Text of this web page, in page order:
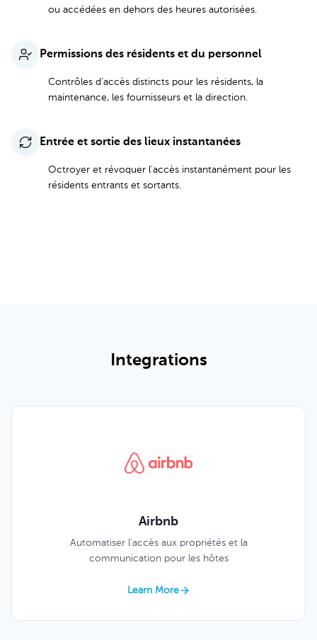
ou accédées en dehors des heures autorisées.
Permissions des résidents et du personnel
Contrôles d'accès distincts pour les résidents, la
maintenance, les fournisseurs et la direction.
Entrée et sortie des lieux instantanées
Octroyer et révoquer l'accès instantanément pour les
résidents entrants et sortants.
Integrations
Airbnb
Automatiser l'accès aux propriétés et la
communication pour les hôtes
Learn More